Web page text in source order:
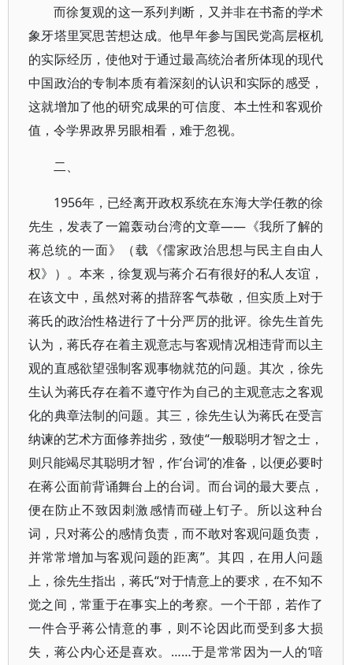
而徐复观的这一系列判断，又并非在书斋的学术
象牙塔里冥思苦想达成。他早年参与国民党高层枢机
的实际经历，使他对于通过最高统治者所体现的现代
中国政治的专制本质有着深刻的认识和实际的感受，
这就增加了他的研究成果的可信度、本土性和客观价
值，令学界政界另眼相看，难于忽视。
二、
1956年，已经离开政权系统在东海大学任教的徐
先生，发表了一篇轰动台湾的文章——《我所了解的
蒋总统的一面》（载《儒家政治思想与民主自由人
权》）。本来，徐复观与蒋介石有很好的私人友谊，
在该文中，虽然对蒋的措辞客气恭敬，但实质上对于
蒋氏的政治性格进行了十分严厉的批评。徐先生首先
认为，蒋氏存在着主观意志与客观情况相违背而以主
观的直感欲望强制客观事物就范的问题。其次，徐先
生认为蒋氏存在着不遵守作为自己的主观意志之客观
化的典章法制的问题。其三，徐先生认为蒋氏在受言
纳谏的艺术方面修养拙劣，致使“一般聪明才智之士，
则只能竭尽其聪明才智，作‘台词’的准备，以便必要时
在蒋公面前背诵舞台上的台词。而台词的最大要点，
便在防止不致因刺激感情而碰上钉子。所以这种台
词，只对蒋公的感情负责，而不敢对客观问题负责，
并常常增加与客观问题的距离”。其四，在用人问题
上，徐先生指出，蒋氏“对于情意上的要求，在不知不
觉之间，常重于在事实上的考察。一个干部，若作了
一件合乎蒋公情意的事，则不论因此而受到多大损
失，蒋公内心还是喜欢。……于是常常因为一人的‘喑